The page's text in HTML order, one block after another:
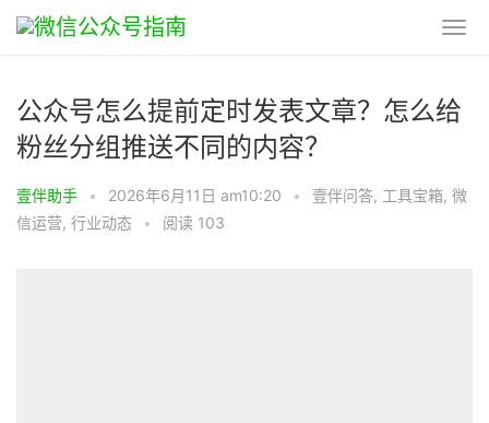
公众号怎么提前定时发表文章？怎么给
粉丝分组推送不同的内容？
壹伴助手 • 2026年6月11日 am10:20 • 壹伴问答, 工具宝箱, 微
信运营, 行业动态 • 阅读 103